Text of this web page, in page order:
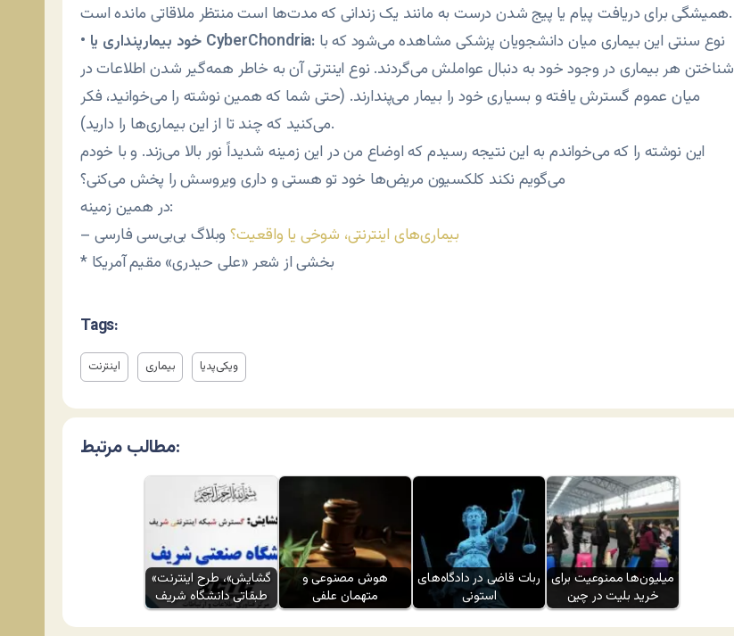
همیشگی برای دریافت پیام یا پیج شدن درست به مانند یک زندانی که مدت‌ها است منتظر ملاقاتی مانده است.
•
خود بیمارپنداری یا CyberChondria:
شناختن هر بیماری در وجود خود به دنبال عواملش می‌گردند. نوع اینترتی آن به خاطر همه‌گیر شدن اطلاعات در
میان عموم گسترش یافته و بسیاری خود را بیمار می‌پندارند. (حتی شما که همین نوشته را می‌خوانید، فکر
می‌کنید که چند تا از این بیماری‌ها را دارید).
این نوشته را که می‌خواندم به این نتیجه رسیدم که اوضاع من در این زمینه شدیداً نور بالا می‌زند. و با خودم
می‌گویم نکند کلکسیون مریض‌ها خود تو هستی و داری ویروسش را پخش می‌کنی؟
در همین زمینه:
–
بیماری‌های اینترنتی، شوخی یا واقعیت؟وبلاگ بی‌بی‌سی فارسی
* بخشی از شعر «علی حیدری» مقیم آمریکا
Tags:
اینترنت بیماری ویکی‌پدیا
مطالب مرتبط:
«گشایش»، طرح اینترنت
طبقاتی دانشگاه شریف
هوش مصنوعی و
متهمان علفی
ربات قاضی در دادگاه‌های
استونی
میلیون‌ها ممنوعیت برای
خرید بلیت در چین